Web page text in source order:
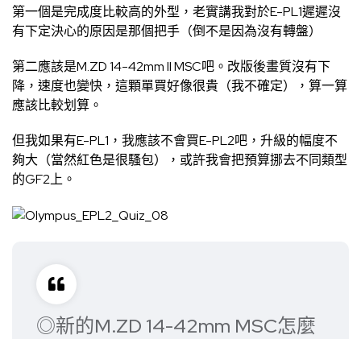
第一個是完成度比較高的外型，老實講我對於E-PL1遲遲沒
有下定決心的原因是那個把手（倒不是因為沒有轉盤）
第二應該是M.ZD 14-42mm II MSC吧。改版後畫質沒有下
降，速度也變快，這顆單買好像很貴（我不確定），算一算
應該比較划算。
但我如果有E-PL1，我應該不會買E-PL2吧，升級的幅度不
夠大（當然紅色是很騷包），或許我會把預算挪去不同類型
的GF2上。
◎新的M.ZD 14-42mm MSC怎麼